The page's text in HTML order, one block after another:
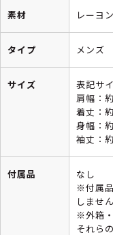
素材 レーヨン
タイプ メンズ
サイズ
表記サ
肩幅：
着丈：
身幅：
袖丈：
付属品
なし
※付属
しません
※外箱
それら